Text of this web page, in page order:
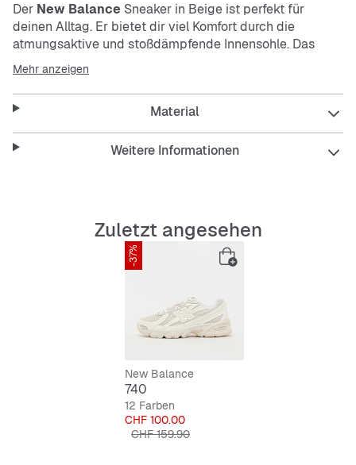
Der New Balance Sneaker in Beige ist perfekt für
deinen Alltag. Er bietet dir viel Komfort durch die
atmungsaktive und stoßdämpfende Innensohle. Das
leichte Mesh-Material sorgt für gute Belüftung, während
die flexible und rutschfeste Außensohle für sicheren Halt
steht.
Er passt super zu jedem Look und ist dabei
Atmungsaktive Innensohle
Leichte, flexible Außensohle
Mesh-Oberfläche für gute Belüftung
Mehr anzeigen
Material
Weitere Informationen
Zuletzt angesehen
-37%
New Balance
740
12 Farben
Preis
CHF 100.00
Originalpreis
CHF 159.90